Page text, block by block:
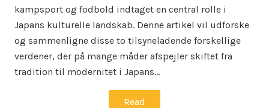
kampsport og fodbold indtaget en central rolle i
Japans kulturelle landskab. Denne artikel vil udforske
og sammenligne disse to tilsyneladende forskellige
verdener, der på mange måder afspejler skiftet fra
tradition til modernitet i Japans…
Read